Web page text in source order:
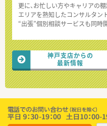
更に、お忙しい方やキャリアの
エリアを熟知したコンサルタン
“出張”個別相談サービスも同時
神戸支店からの
最新情報